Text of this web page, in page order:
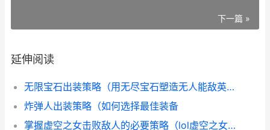
下一篇 »
延伸阅读
无限宝石出装策略（用无尽宝石塑造无人能敌英雄 2021宝石无限火力出装
炸弹人出装策略（如何选择最佳装备
掌握虚空之女击败敌人的必要策略（lol虚空之女出装策略大揭晓 虚空之女职业